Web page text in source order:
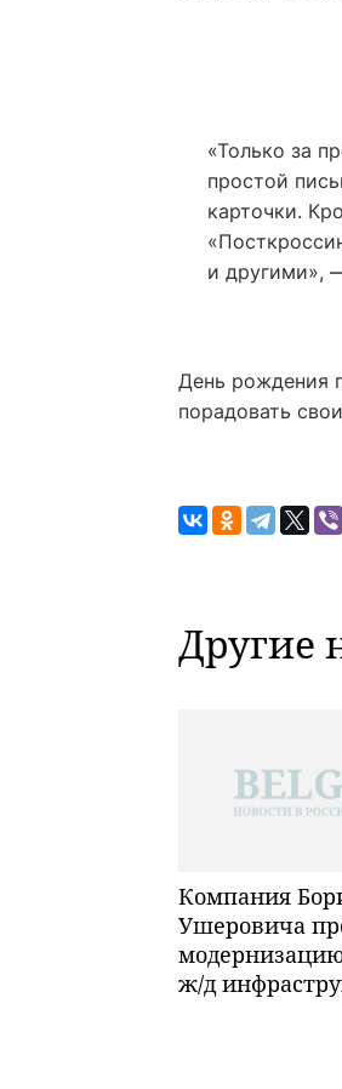
«Только за
простой
карточки.
и другими»,
День рождения
порадовать
Другие
Компания
Ушеровича
ж/д